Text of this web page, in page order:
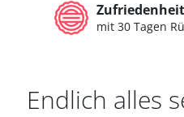
mit 30 Tagen
Endlich alles